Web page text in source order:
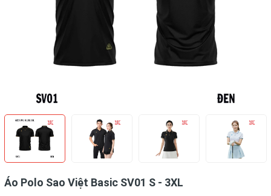
Áo Polo Sao Việt Basic SV01 S - 3XL